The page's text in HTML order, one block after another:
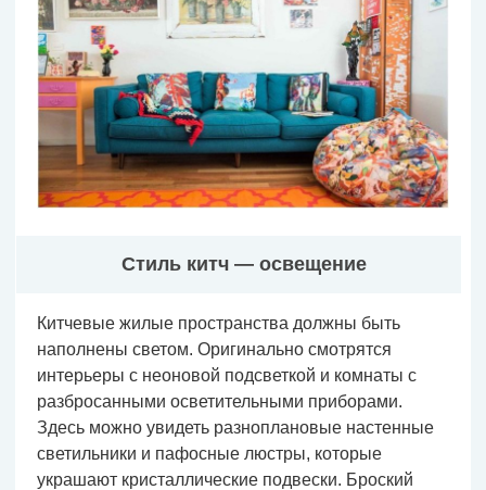
Стиль китч — освещение
Китчевые жилые пространства должны быть
наполнены светом. Оригинально смотрятся
интерьеры с неоновой подсветкой и комнаты с
разбросанными осветительными приборами.
Здесь можно увидеть разноплановые настенные
светильники и пафосные люстры, которые
украшают кристаллические подвески. Броский